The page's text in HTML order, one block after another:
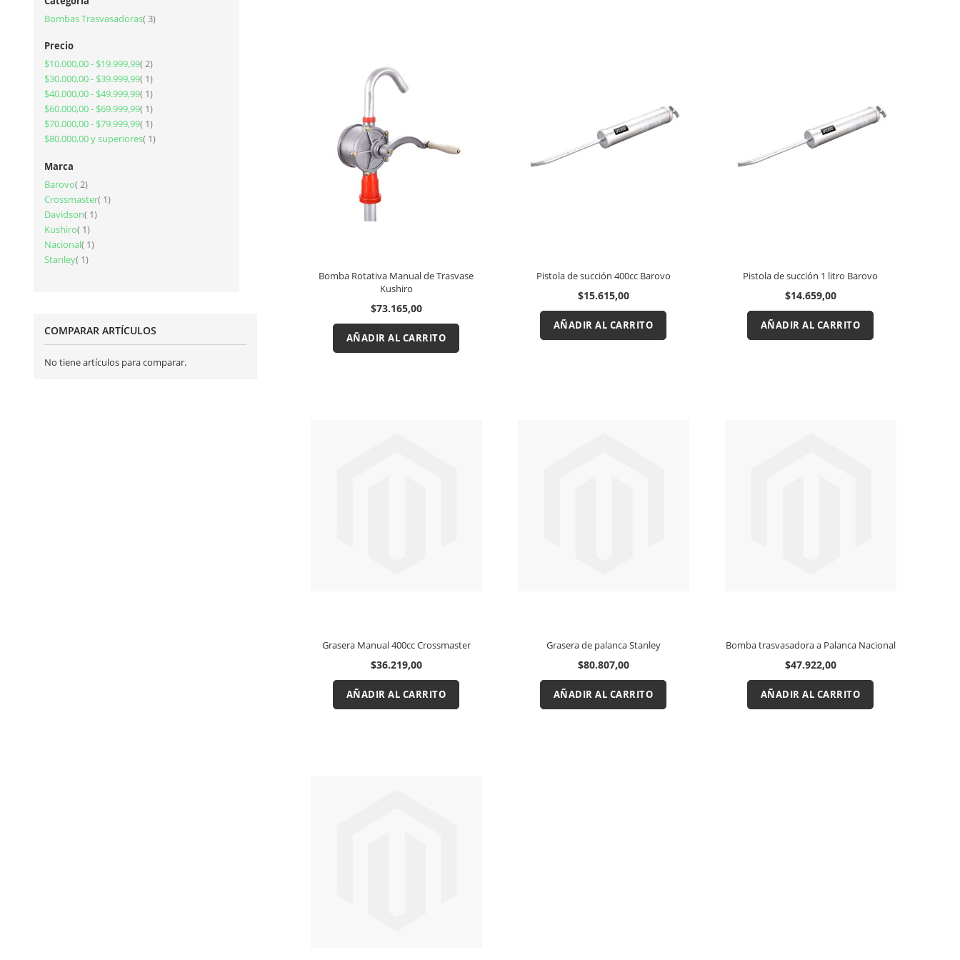
Bomba Rotativa Manual de Trasvase
Kushiro
$73.165,00
AÑADIR AL CARRITO
Pistola de succión 400cc Barovo
$15.615,00
AÑADIR AL CARRITO
Pistola de succión 1 litro Barovo
$14.659,00
AÑADIR AL CARRITO
Grasera Manual 400cc Crossmaster
$36.219,00
AÑADIR AL CARRITO
Grasera de palanca Stanley
$80.807,00
AÑADIR AL CARRITO
Bomba trasvasadora a Palanca Nacional
$47.922,00
AÑADIR AL CARRITO
Bombas Trasvasadoras 3artículos
Precio
$10.000,00- $19.999,99 2artículos
$30.000,00- $39.999,99 1artículo
$40.000,00- $49.999,99 1artículo
$60.000,00- $69.999,99 1artículo
$70.000,00- $79.999,99 1artículo
$80.000,00y superiores 1artículo
Marca
Barovo 2artículos
Crossmaster 1artículo
Davidson 1artículo
Kushiro 1artículo
Nacional 1artículo
Stanley 1artículo
COMPARAR ARTÍCULOS
No tiene artículos para comparar.